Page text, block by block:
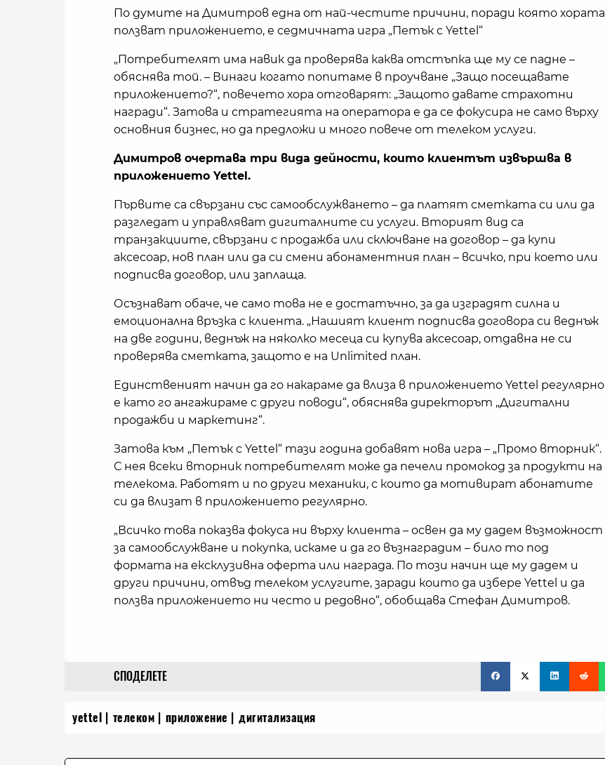
По думите на Димитров една от най-честите причини, поради която хората
ползват приложението, е седмичната игра „Петък с Yettel“
„Потребителят има навик да проверява каква отстъпка ще му се падне –
обяснява той. – Винаги когато попитаме в проучване „Защо посещавате
приложението?“, повечето хора отговарят: „Защото давате страхотни
награди“. Затова и стратегията на оператора е да се фокусира не само върху
основния бизнес, но да предложи и много повече от телеком услуги.
Димитров очертава три вида дейности, които клиентът извършва в
приложението Yettel.
Първите са свързани със самообслужването – да платят сметката си или да
разгледат и управляват дигиталните си услуги. Вторият вид са
транзакциите, свързани с продажба или сключване на договор – да купи
аксесоар, нов план или да си смени абонаментния план – всичко, при което или
подписва договор, или заплаща.
Осъзнават обаче, че само това не е достатъчно, за да изградят силна и
емоционална връзка с клиента. „Нашият клиент подписва договора си веднъж
на две години, веднъж на няколко месеца си купува аксесоар, отдавна не си
проверява сметката, защото е на Unlimited план.
Единственият начин да го накараме да влиза в приложението Yettel регулярно
е като го ангажираме с други поводи“, обяснява директорът „Дигитални
продажби и маркетинг“.
Затова към „Петък с Yettel“ тази година добавят нова игра – „Промо вторник“.
С нея всеки вторник потребителят може да печели промокод за продукти на
телекома. Работят и по други механики, с които да мотивират абонатите
си да влизат в приложението регулярно.
„Всичко това показва фокуса ни върху клиента – освен да му дадем възможност
за самообслужване и покупка, искаме и да го възнаградим – било то под
формата на ексклузивна оферта или награда. По този начин ще му дадем и
други причини, отвъд телеком услугите, заради които да избере Yettel и да
ползва приложението ни често и редовно“, обобщава Стефан Димитров.
СПОДЕЛЕТЕ
yettel телеком приложение дигитализация